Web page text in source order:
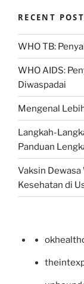
RECENT
WHO TB:
WHO AIDS:
Diwaspadai
Mengenal
Langkah-
Panduan
Vaksin
Kesehatan di